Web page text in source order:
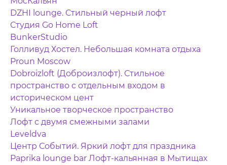
DZHI lounge. Стильный черный лофт
Студия Go Home Loft
BunkerStudio
Голливуд Хостел. Небольшая комната отдыха
Proun Moscow
Dobroizloft (Доброизлофт). Стильное
пространство с отдельным входом в
историческом цент
Уникальное творческое пространство
Лофт с двумя смежными залами
Leveldva
Центр Событий. Яркий лофт для праздника
Paprika lounge bar Лофт-кальянная в Мытищах